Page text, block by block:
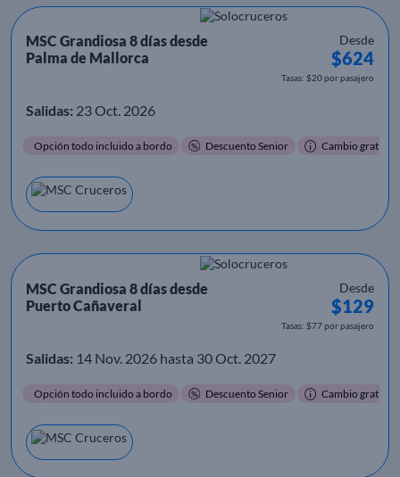
MSC Grandiosa 8 días desde
Palma de Mallorca
Desde
$624
Tasas: $20 por pasajero
Salidas: 23 Oct. 2026
Opción todo incluido a bordo Descuento Senior Cambio gratis
MSC Grandiosa 8 días desde
Puerto Cañaveral
Desde
$129
Tasas: $77 por pasajero
Salidas: 14 Nov. 2026 hasta 30 Oct. 2027
Opción todo incluido a bordo Descuento Senior Cambio gratis